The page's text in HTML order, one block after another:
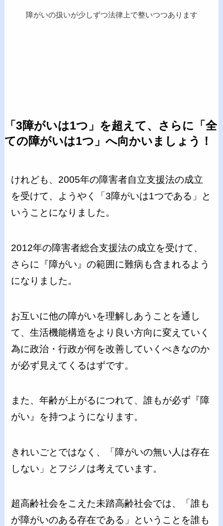
障がいの扱いが少しずつ法律上で整いつつあります
「3障がいは1つ」を超えて、さらに「全
ての障がいは1つ」へ向かいましょう！
けれども、2005年の障害者自立支援法の成立
を受けて、ようやく「3障がいは1つである」と
いうことになりました。
2012年の障害者総合支援法の成立を受けて、
さらに『障がい』の範囲に難病も含まれるよう
になりました。
お互いに他の障がいを理解しあうことを通し
て、生活機能構造をより良い方向に変えていく
為に政治・行政が何を改善していくべきなのか
が必ず見えてくるはずです。
また、年齢が上がるにつれて、誰もが必ず『障
がい』を持つようになります。
きれいごとではなく、「障がいの無い人は存在
しない」とフジノは考えています。
超高齢社会をこえた未踏高齢社会では、「誰も
が障がいのある存在である」ということを誰も